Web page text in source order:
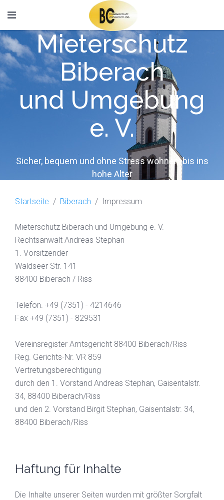
Mieterschutz
Biberach
und Umgebung
e. V.
Sicher, bequem und ohne Stress wohnen, bis ins
hohe Alter
Startseite Biberach Impressum
Mieterschutz Biberach und Umgebung e. V.
Rechtsanwalt Andreas Stephan
1. Vorsitzender
Waldseer Str. 141
88400 Biberach / Riss
Telefon. +49 (7351) - 4214646
Fax +49 (7351) - 829531
Vereinsregister Amtsgericht 88400 Biberach/Riss
Reg. Gerichts-Nr. VR 859
Vertretungsberechtigung
durch den 1. Vorstand Andreas Stephan, Gaisentalstr.
34, 88400 Biberach/Riss
und den 2. Vorstand Birgit Stephan, Gaisentalstr. 34,
88400 Biberach/Riss
Haftung für Inhalte
Die Inhalte unserer Seiten wurden mit größter Sorgfalt